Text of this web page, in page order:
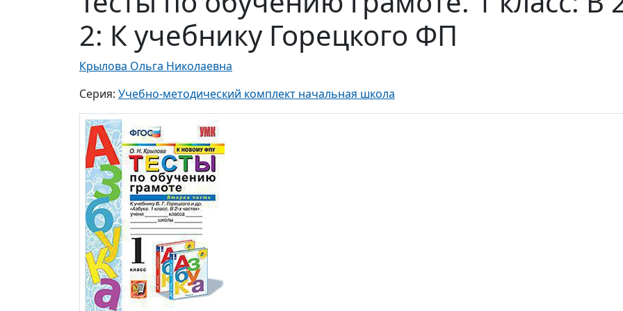
2: К учебнику Горецкого ФП
Крылова Ольга Николаевна
Серия: Учебно-методический комплект начальная школа